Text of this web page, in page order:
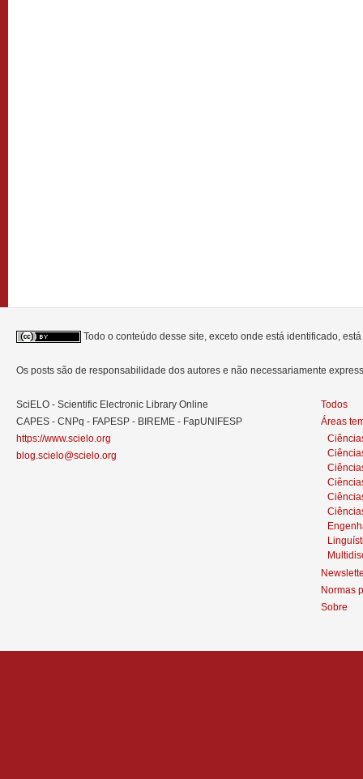
Todo o conteúdo desse site, exceto onde está identificado,
Os posts são de responsabilidade dos autores e não necessariamente
SciELO - Scientific Electronic Library Online
CAPES - CNPq - FAPESP - BIREME - FapUNIFESP
https://www.scielo.org
blog.scielo@scielo.org
Todos
Áreas
Normas
Sobre